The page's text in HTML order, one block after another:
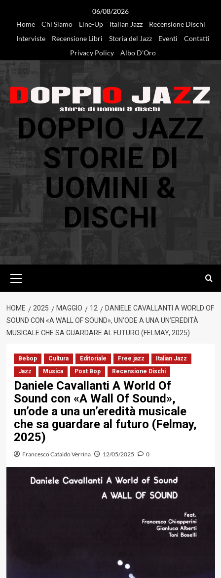
06/08/2026
Home
Chi Siamo Line-Up Italian Jazz
Recensione Dischi
Interviste
Recensione Libri Storia del Jazz Eventi
Contatti
Privacy Policy
Albo D’Oro
DOPPIO JAZZ
STORIE DI
UOMINI &
DISCHI
principale
HOME 2025 MAGGIO 12
DANIELE CAVALLANTI A WORLD OF
SOUND CON «A WALL OF SOUND», UN’ODE A UNA UN’EREDITÀ
MUSICALE CHE SA GUARDARE AL FUTURO (FELMAY, 2025)
Bebop Cultura Editoriale Free jazz
Italian Jazz
Jazz
Musica Post Bop Recensione Dischi
Daniele Cavallanti A World Of
Sound con «A Wall Of Sound»,
un’ode a una un’eredità musicale
che sa guardare al futuro (Felmay,
2025)
Francesco Cataldo Verrina 12/05/2025 0